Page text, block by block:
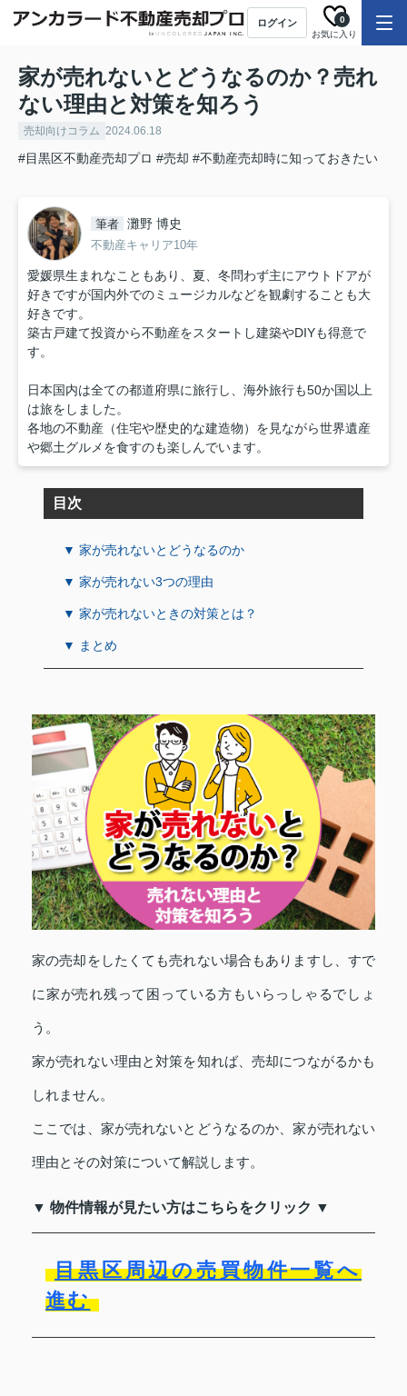
ログイン
お気に入り
0
家が売れないとどうなるのか？売れ
ない理由と対策を知ろう
売却向けコラム 2024.06.18
#目黒区不動産売却プロ #売却 #不動産売却時に知っておきたい
筆者 灘野 博史
不動産キャリア10年
愛媛県生まれなこともあり、夏、冬問わず主にアウトドアが
好きですが国内外でのミュージカルなどを観劇することも大
好きです。
築古戸建て投資から不動産をスタートし建築やDIYも得意で
す。
日本国内は全ての都道府県に旅行し、海外旅行も50か国以上
は旅をしました。
各地の不動産（住宅や歴史的な建造物）を見ながら世界遺産
や郷土グルメを食すのも楽しんでいます。
目次
▼ 家が売れないとどうなるのか
▼ 家が売れない3つの理由
▼ 家が売れないときの対策とは？
▼ まとめ
家の売却をしたくても売れない場合もありますし、すで
に家が売れ残って困っている方もいらっしゃるでしょ
う。
家が売れない理由と対策を知れば、売却につながるかも
しれません。
ここでは、家が売れないとどうなるのか、家が売れない
理由とその対策について解説します。
▼ 物件情報が見たい方はこちらをクリック ▼
目黒区周辺の売買物件一覧へ
進む